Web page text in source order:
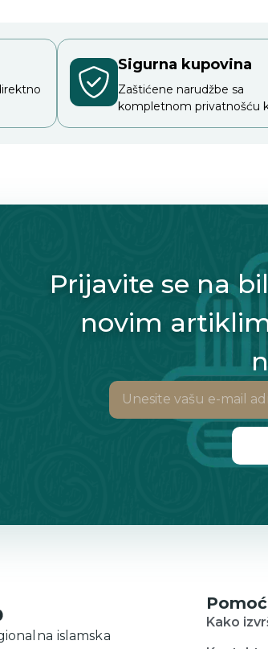
Sigurna kupovina
Zaštićene narudžbe sa
kompletnom privatnošću
Prijavite se na
novim
islamska
Kako